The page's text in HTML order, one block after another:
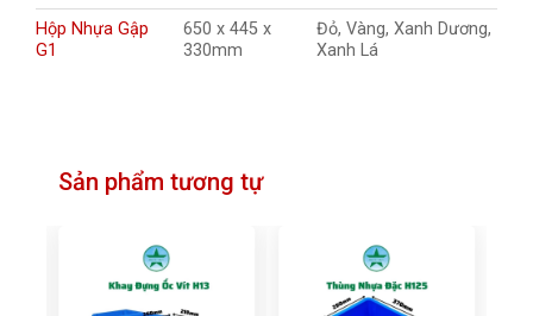
Hộp Nhựa Gập
G1
650 x 445 x
330mm
Đỏ, Vàng, Xanh Dương,
Xanh Lá
Sản phẩm tương tự